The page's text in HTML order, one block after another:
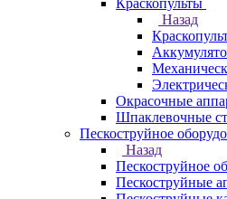
Краскопульты
Назад
Окрасочные
Шпаклевочные
Пескоструйное
Назад
Пескоструйное
Пескоструйные